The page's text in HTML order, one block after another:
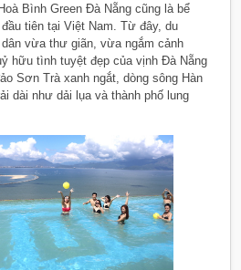
Bình Green Đà Nẵng cũng là bể
tiên tại Việt Nam. Từ đây, du
vừa thư giãn, vừa ngắm cảnh
hữu tình tuyệt đẹp của vịnh Đà Nẵng
Sơn Trà xanh ngắt, dòng sông Hàn
dài như dải lụa và thành phố lung